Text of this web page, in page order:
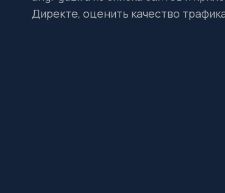
Директе, оценить качество